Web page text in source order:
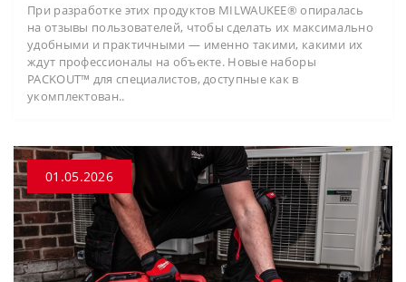
При разработке этих продуктов MILWAUKEE® опиралась
на отзывы пользователей, чтобы сделать их максимально
удобными и практичными — именно такими, какими их
ждут профессионалы на объекте. Новые наборы
PACKOUT™ для специалистов, доступные как в
укомплектован..
01.05.2026